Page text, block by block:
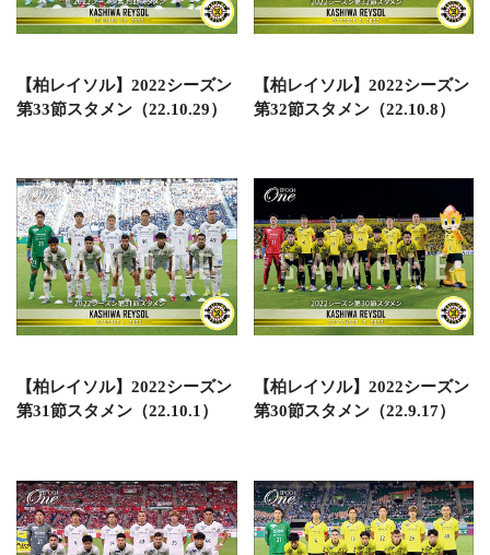
【柏レイソル】2022シーズン
第33節スタメン（22.10.29）
【柏レイソル】2022シーズン
第32節スタメン（22.10.8）
【柏レイソル】2022シーズン
第31節スタメン（22.10.1）
【柏レイソル】2022シーズン
第30節スタメン（22.9.17）